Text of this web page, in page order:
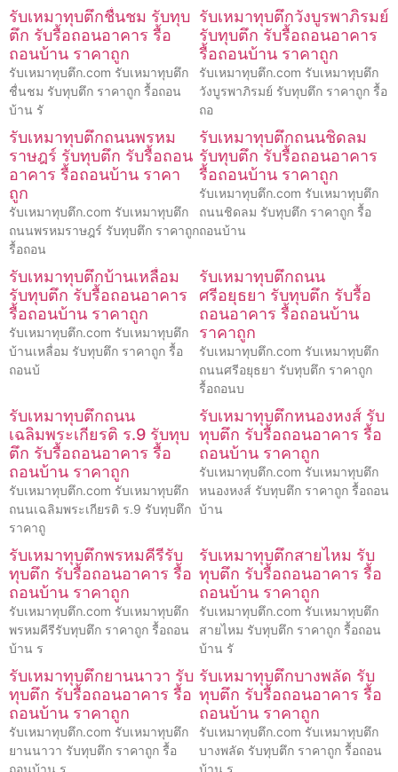
รับเหมาทุบตึกชื่นชม รับทุบ
ตึก รับรื้อถอนอาคาร รื้อ
ถอนบ้าน ราคาถูก
รับเหมาทุบตึก.com รับเหมาทุบตึก
ชื่นชม รับทุบตึก ราคาถูก รื้อถอน
บ้าน รั
รับเหมาทุบตึกวังบูรพาภิรมย์
รับทุบตึก รับรื้อถอนอาคาร
รื้อถอนบ้าน ราคาถูก
รับเหมาทุบตึก.com รับเหมาทุบตึก
วังบูรพาภิรมย์ รับทุบตึก ราคาถูก รื้อ
ถอ
รับเหมาทุบตึกถนนพรหม
ราษฎร์ รับทุบตึก รับรื้อถอน
อาคาร รื้อถอนบ้าน ราคา
ถูก
รับเหมาทุบตึก.com รับเหมาทุบตึก
ถนนพรหมราษฎร์ รับทุบตึก ราคาถูก
รื้อถอน
รับเหมาทุบตึกถนนชิดลม
รับทุบตึก รับรื้อถอนอาคาร
รื้อถอนบ้าน ราคาถูก
รับเหมาทุบตึก.com รับเหมาทุบตึก
ถนนชิดลม รับทุบตึก ราคาถูก รื้อ
ถอนบ้าน
รับเหมาทุบตึกบ้านเหลื่อม
รับทุบตึก รับรื้อถอนอาคาร
รื้อถอนบ้าน ราคาถูก
รับเหมาทุบตึก.com รับเหมาทุบตึก
บ้านเหลื่อม รับทุบตึก ราคาถูก รื้อ
ถอนบ้
รับเหมาทุบตึกถนน
ศรีอยุธยา รับทุบตึก รับรื้อ
ถอนอาคาร รื้อถอนบ้าน
ราคาถูก
รับเหมาทุบตึก.com รับเหมาทุบตึก
ถนนศรีอยุธยา รับทุบตึก ราคาถูก
รื้อถอนบ
รับเหมาทุบตึกถนน
เฉลิมพระเกียรติ ร.9 รับทุบ
ตึก รับรื้อถอนอาคาร รื้อ
ถอนบ้าน ราคาถูก
รับเหมาทุบตึก.com รับเหมาทุบตึก
ถนนเฉลิมพระเกียรติ ร.9 รับทุบตึก
ราคาถู
รับเหมาทุบตึกหนองหงส์ รับ
ทุบตึก รับรื้อถอนอาคาร รื้อ
ถอนบ้าน ราคาถูก
รับเหมาทุบตึก.com รับเหมาทุบตึก
หนองหงส์ รับทุบตึก ราคาถูก รื้อถอน
บ้าน
รับเหมาทุบตึกพรหมคีรีรับ
ทุบตึก รับรื้อถอนอาคาร รื้อ
ถอนบ้าน ราคาถูก
รับเหมาทุบตึก.com รับเหมาทุบตึก
พรหมคีรีรับทุบตึก ราคาถูก รื้อถอน
บ้าน ร
รับเหมาทุบตึกสายไหม รับ
ทุบตึก รับรื้อถอนอาคาร รื้อ
ถอนบ้าน ราคาถูก
รับเหมาทุบตึก.com รับเหมาทุบตึก
สายไหม รับทุบตึก ราคาถูก รื้อถอน
บ้าน รั
รับเหมาทุบตึกยานนาวา รับ
ทุบตึก รับรื้อถอนอาคาร รื้อ
ถอนบ้าน ราคาถูก
รับเหมาทุบตึก.com รับเหมาทุบตึก
ยานนาวา รับทุบตึก ราคาถูก รื้อ
รับเหมาทุบตึกบางพลัด รับ
ทุบตึก รับรื้อถอนอาคาร รื้อ
ถอนบ้าน ราคาถูก
รับเหมาทุบตึก.com รับเหมาทุบตึก
บางพลัด รับทุบตึก ราคาถูก รื้อถอน